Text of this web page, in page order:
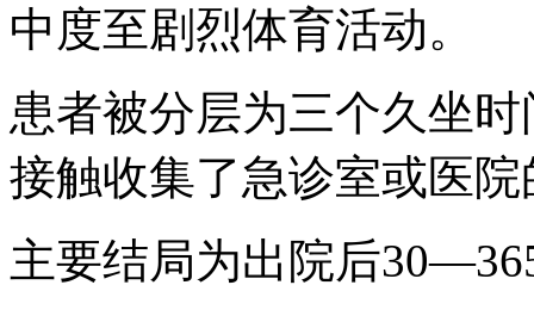
中度至剧烈体育活动。
患者被分层为三个久坐
接触收集了急诊室或医
主要结局为出院后